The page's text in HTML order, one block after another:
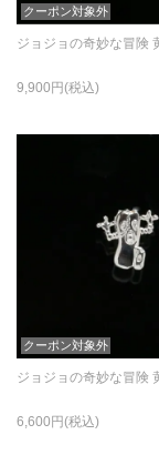
クーポン対象外
9,900
クーポン対象外
6,600